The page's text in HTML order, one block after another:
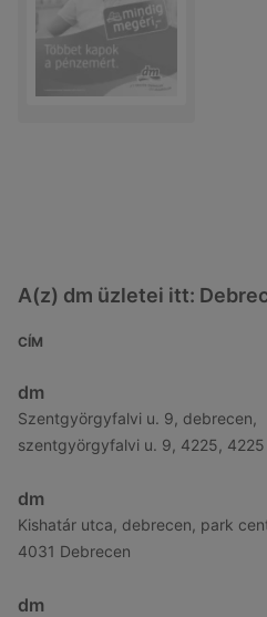
A(z) dm üzletei itt:
CÍM
dm
Szentgyörgyfalvi u. 9, debrecen,
szentgyörgyfalvi u. 9, 4225,
dm
Kishatár utca, debrecen, park
4031 Debrecen
dm